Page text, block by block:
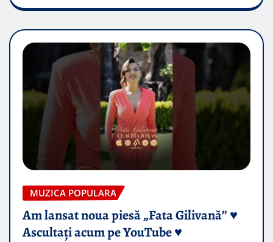
MUZICA POPULARA
Am lansat noua piesă „Fata Gilivană” ♥️
Ascultați acum pe YouTube ♥️